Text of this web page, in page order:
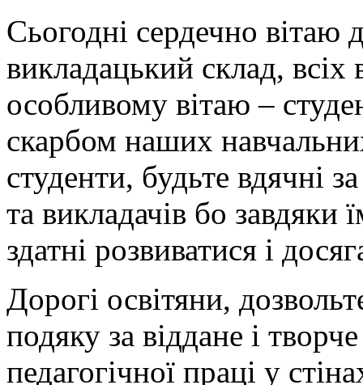
Сьогодні сердечно вітаю
викладацький склад,
особливому вітаю –
скарбом наших
студенти, будьте вдячні
та викладачів бо завдяки
здатні розвиватися і
Дорогі освітяни,
подяку за віддане і
педагогічної праці у